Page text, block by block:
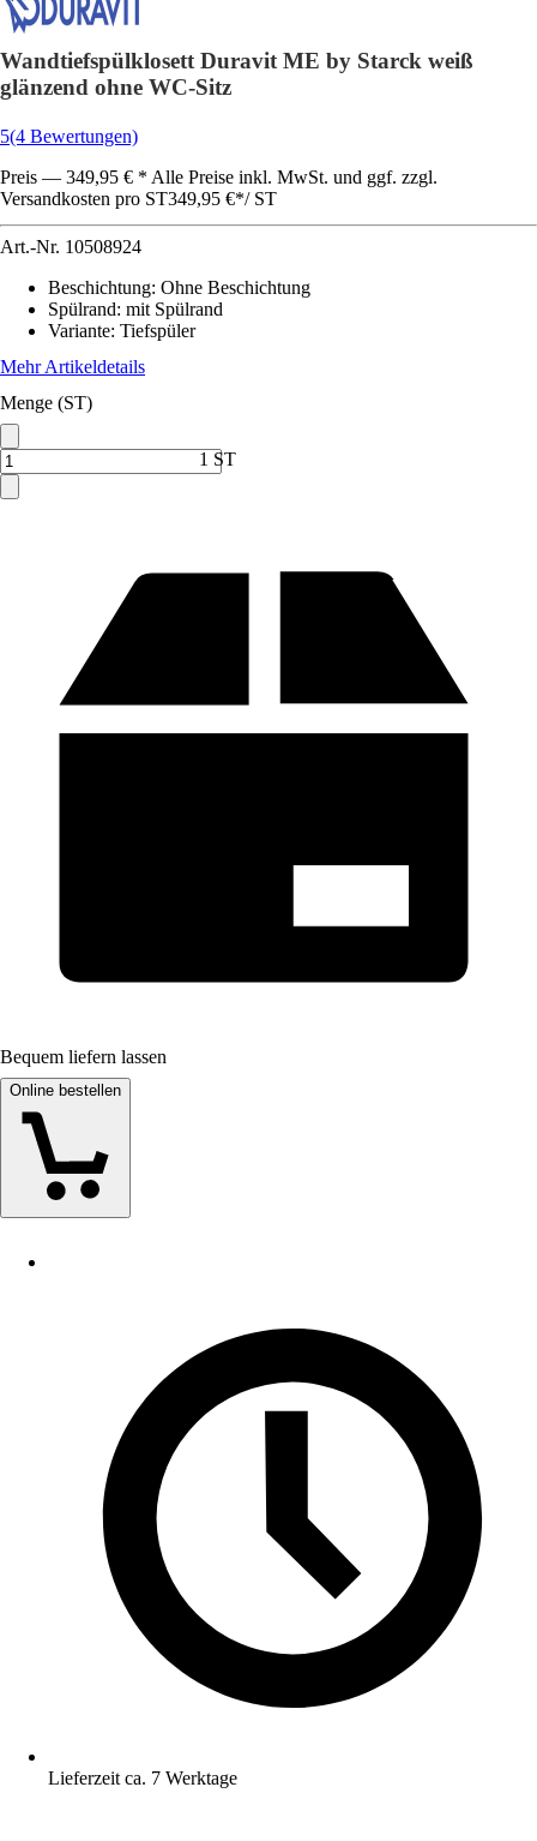
Wandtiefspülklosett Duravit ME by Starck weiß
glänzend ohne WC-Sitz
5(4 Bewertungen)
Preis — 349,95 € * Alle Preise inkl. MwSt. und ggf. zzgl.
Versandkosten pro ST349,95 €*/ ST
Art.-Nr. 10508924
Beschichtung: Ohne Beschichtung
Spülrand: mit Spülrand
Variante: Tiefspüler
Mehr Artikeldetails
Menge (ST)
1 ST
Bequem liefern lassen
Online bestellen
Lieferzeit ca. 7 Werktage